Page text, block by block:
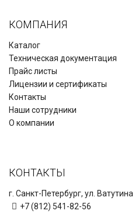
КОМПАНИЯ
Каталог
Техническая документация
Прайс листы
Лицензии и сертификаты
Контакты
Наши сотрудники
О компании
КОНТАКТЫ
г. Санкт-Петербург, ул.
+7 (812) 541-82-56